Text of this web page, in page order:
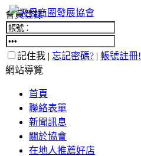
會員登錄
記住我 | 忘記密碼? | 帳號註冊!
網站導覽
首頁
聯絡表單
新聞訊息
關於協會
在地人推薦好店